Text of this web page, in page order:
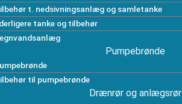
t. nedsivningsanlæg og samletanke
tanke og tilbehør
Pumpebrønde
til pumpebrønde
Drænrør og anlægsrør